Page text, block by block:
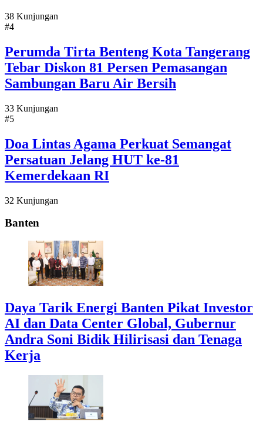
38 Kunjungan
#4
Perumda Tirta Benteng Kota Tangerang
Tebar Diskon 81 Persen Pemasangan
Sambungan Baru Air Bersih
33 Kunjungan
#5
Doa Lintas Agama Perkuat Semangat
Persatuan Jelang HUT ke-81
Kemerdekaan RI
32 Kunjungan
Banten
Daya Tarik Energi Banten Pikat Investor
AI dan Data Center Global, Gubernur
Andra Soni Bidik Hilirisasi dan Tenaga
Kerja